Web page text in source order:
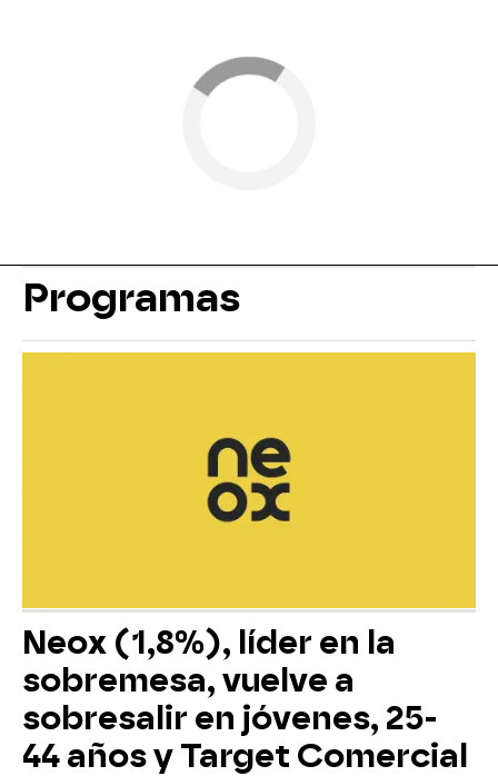
Programas
Neox (1,8%), líder en la
sobremesa, vuelve a
sobresalir en jóvenes, 25-
44 años y Target Comercial